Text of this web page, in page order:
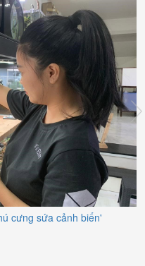
hóa chất trong chăm sóc